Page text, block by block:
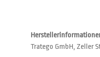
Tratego GmbH, Zeller